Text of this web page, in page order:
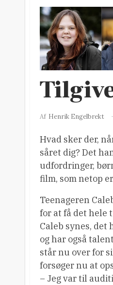
Af Henrik Engelbrekt
Hvad sker der,
såret dig? Det
udfordringer,
film, som netop
Teenageren
for at få det hele
Caleb synes,
og har også
står nu over for
forsøger nu at
– Jeg var til